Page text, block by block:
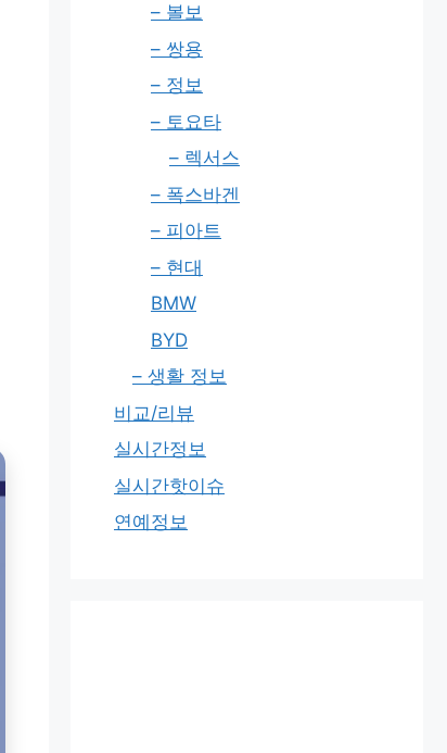
– 볼보
– 쌍용
– 정보
– 토요타
– 렉서스
– 폭스바겐
– 피아트
– 현대
BMW
BYD
– 생활 정보
비교/리뷰
실시간정보
실시간핫이슈
연예정보